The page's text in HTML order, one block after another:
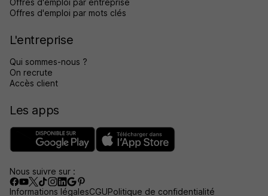
Offres d'emploi par entreprise
Offres d'emploi par mots clés
L'entreprise
Qui sommes-nous ?
On recrute
Accès client
Les apps
Nous suivre sur :
Informations légalesCGUPolitique de confidentialité